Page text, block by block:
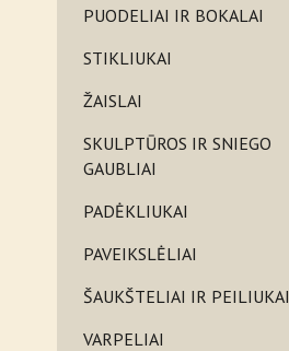
PUODELIAI IR BOKALAI
STIKLIUKAI
ŽAISLAI
SKULPTŪROS IR SNIEGO
GAUBLIAI
PADĖKLIUKAI
PAVEIKSLĖLIAI
ŠAUKŠTELIAI IR PEILIUKAI
VARPELIAI